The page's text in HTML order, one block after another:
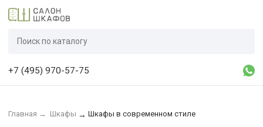
+7 (495) 970-57-75
Главная → Шкафы → Шкафы в современном стиле